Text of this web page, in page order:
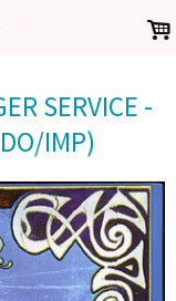
.
SERVICE -
IMP)